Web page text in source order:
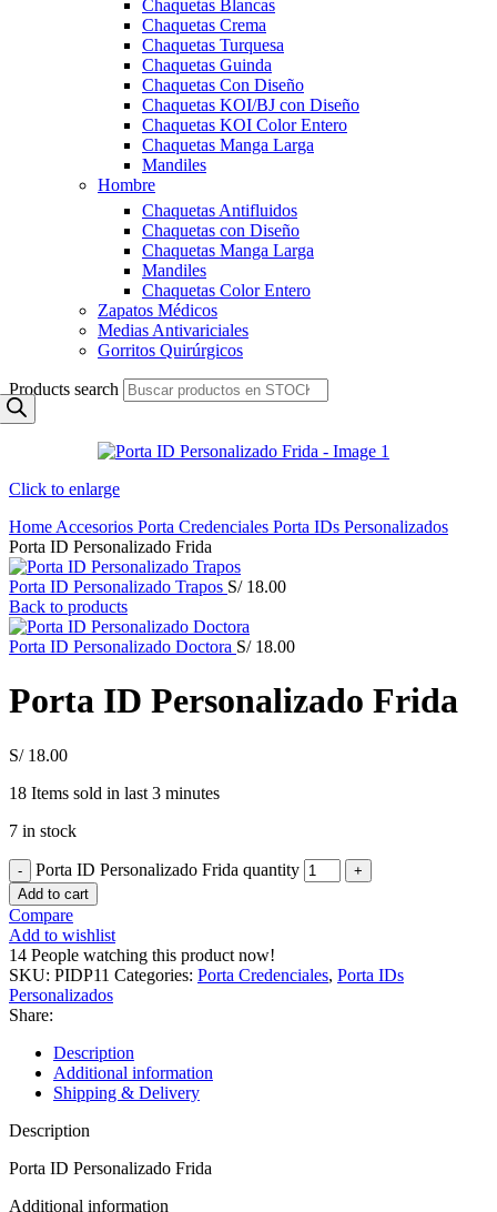
Chaquetas Blancas
Chaquetas Crema
Chaquetas Turquesa
Chaquetas Guinda
Chaquetas Con Diseño
Chaquetas KOI/BJ con Diseño
Chaquetas KOI Color Entero
Chaquetas Manga Larga
Mandiles
Hombre
Chaquetas Antifluidos
Chaquetas con Diseño
Chaquetas Manga Larga
Mandiles
Chaquetas Color Entero
Zapatos Médicos
Medias Antivariciales
Gorritos Quirúrgicos
Products search
Click to enlarge
Home Accesorios Porta Credenciales Porta IDs Personalizados
Porta ID Personalizado Frida
Porta ID Personalizado Trapos S/18.00
Back to products
Porta ID Personalizado Doctora S/18.00
Porta ID Personalizado Frida
S/18.00
18 Items sold in last 3 minutes
7 in stock
Porta ID Personalizado Frida quantity
Add to cart
Compare
Add to wishlist
14 People watching this product now!
SKU: PIDP11 Categories: Porta Credenciales, Porta IDs
Personalizados
Share:
Description
Additional information
Shipping & Delivery
Description
Porta ID Personalizado Frida
Additional information